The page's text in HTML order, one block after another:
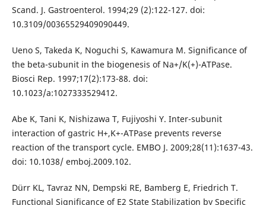
Scand. J. Gastroenterol. 1994;29 (2):122-127. doi:
10.3109/00365529409090449.
Ueno S, Takeda K, Noguchi S, Kawamura M. Significance of
the beta-subunit in the biogenesis of Na+/K(+)-ATPase.
Biosci Rep. 1997;17(2):173-88. doi:
10.1023/a:1027333529412.
Abe K, Tani K, Nishizawa T, Fujiyoshi Y. Inter-subunit
interaction of gastric H+,K+-ATPase prevents reverse
reaction of the transport cycle. EMBO J. 2009;28(11):1637-43.
doi: 10.1038/ emboj.2009.102.
Dürr KL, Tavraz NN, Dempski RE, Bamberg E, Friedrich T.
Functional Significance of E2 State Stabilization by Specific